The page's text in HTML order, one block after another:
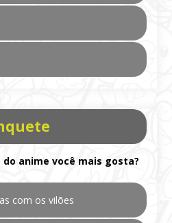
anime você mais gosta?
com os vilões